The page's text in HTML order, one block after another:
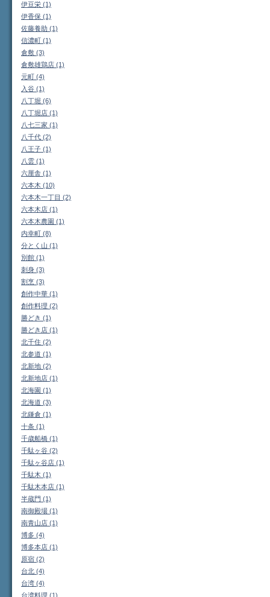
伊豆栄 (1)
伊香保 (1)
佐藤養助 (1)
信濃町 (1)
倉敷 (3)
倉敷雄鶏店 (1)
元町 (4)
入谷 (1)
八丁堀 (6)
八丁堀店 (1)
八七三家 (1)
八千代 (2)
八王子 (1)
八雲 (1)
六厘舎 (1)
六本木 (10)
六本木一丁目 (2)
六本木店 (1)
六本木農園 (1)
内幸町 (8)
分とく山 (1)
別館 (1)
刺身 (3)
割烹 (3)
創作中華 (1)
創作料理 (2)
勝どき (1)
勝どき店 (1)
北千住 (2)
北参道 (1)
北新地 (2)
北新地店 (1)
北海園 (1)
北海道 (3)
北鎌倉 (1)
十条 (1)
千歳船橋 (1)
千駄ヶ谷 (2)
千駄ヶ谷店 (1)
千駄木 (1)
千駄木本店 (1)
半蔵門 (1)
南御殿場 (1)
南青山店 (1)
博多 (4)
博多本店 (1)
原宿 (2)
台北 (4)
台湾 (4)
台湾料理 (1)